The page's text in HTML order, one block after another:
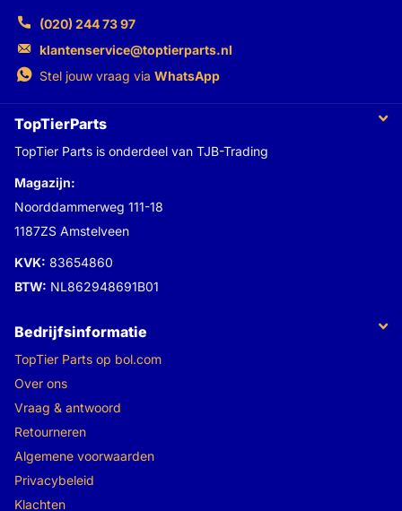
(020) 244 73 97
klantenservice@toptierparts.nl
Stel jouw vraag via WhatsApp
TopTierParts
TopTier Parts is onderdeel van TJB-Trading
Magazijn:
Noorddammerweg 111-18
1187ZS Amstelveen
KVK: 83654860
BTW: NL862948691B01
Bedrijfsinformatie
TopTier Parts op bol.com
Over ons
Vraag & antwoord
Retourneren
Algemene voorwaarden
Privacybeleid
Klachten